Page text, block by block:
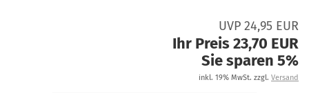
UVP 24,95 EUR
Ihr Preis 23,70 EUR
Sie sparen 5%
inkl. 19% MwSt. zzgl. Versand